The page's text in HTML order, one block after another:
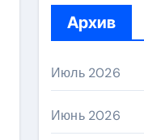
Архив
Июль 2026
Июнь 2026